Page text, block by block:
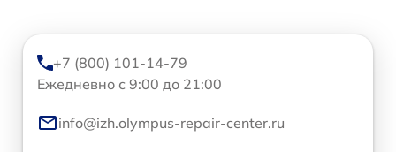
+7 (800) 101-14-79
Ежедневно с 9:00 до 21:00
info@izh.olympus-repair-center.ru